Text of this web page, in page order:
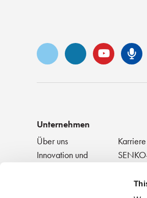
Vimeo LinkedInYouTube
Unternehmen
Über uns
Innovation und
Anerkennung
NEWS